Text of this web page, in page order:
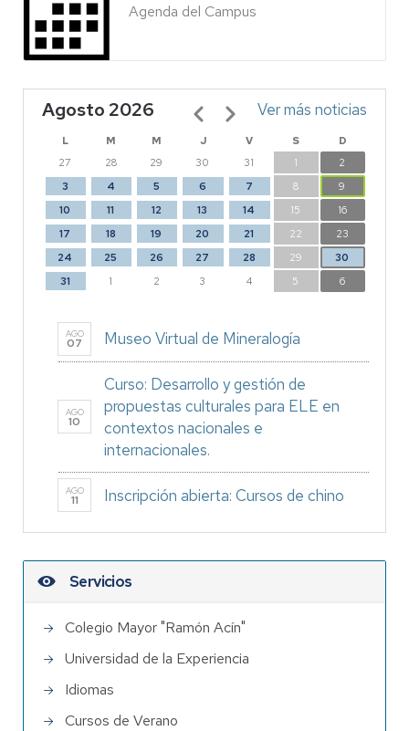
Agenda del Campus
Agosto 2026
L M M J V S
D
27
28 29 30 31 1
2
3
4 5 6 7 8
9
10
11 12 13 14 15
16
17
18 19 20 21 22
23
24
25 26 27 28 29
30
31
1 2 3 4 5 6
Paginación Ver más noticias
AGO
07 Museo Virtual de Mineralogía
AGO
10
Curso: Desarrollo y gestión de
propuestas culturales para ELE en
contextos nacionales e
internacionales.
AGO
11 Inscripción abierta: Cursos de chino
Servicios
Colegio Mayor "Ramón Acín"
Universidad de la Experiencia
Idiomas
Cursos de Verano